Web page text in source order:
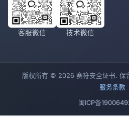
客服微信 技术微信
版权所有 © 2026 赛符安全证书. 保
服务条款
闽ICP备